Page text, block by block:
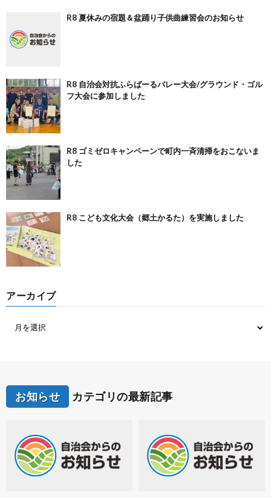
R8 夏休みの宿題＆盆踊り子供曲練習会のお知らせ
R8 自治会対抗ふらばーるバレー大会/グラウンド・ゴル
フ大会に参加しました
R8 ゴミゼロキャンペーンで町内一斉清掃をおこないま
した
R8 こども文化大会（郷土かるた）を実施しました
アーカイブ
お知らせ カテゴリの最新記事